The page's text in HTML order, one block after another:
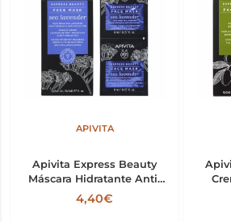
APIVITA
Apivita Express Beauty
Máscara Hidratante Anti-
Poluição Lavanda 8ml x2
4,40€